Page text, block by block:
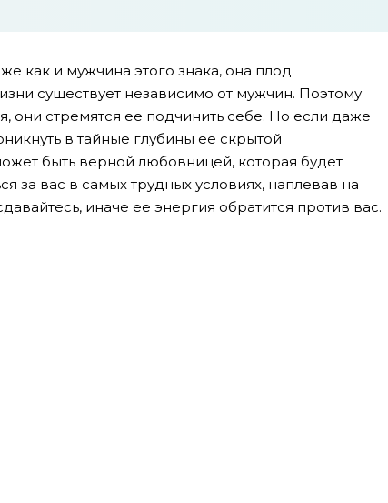
как и мужчина этого знака, она плод
существует независимо от мужчин. Поэтому
они стремятся ее подчинить себе. Но если даже
в тайные глубины ее скрытой
быть верной любовницей, которая будет
за вас в самых трудных условиях, наплевав на
иначе ее энергия обратится против вас.